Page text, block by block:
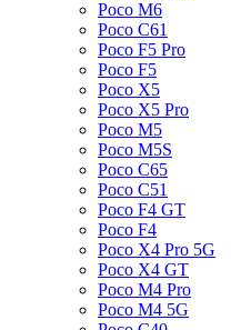
Poco M6
Poco C61
Poco F5 Pro
Poco F5
Poco X5
Poco X5 Pro
Poco M5
Poco M5S
Poco C65
Poco C51
Poco F4 GT
Poco F4
Poco X4 Pro 5G
Poco X4 GT
Poco M4 Pro
Poco M4 5G